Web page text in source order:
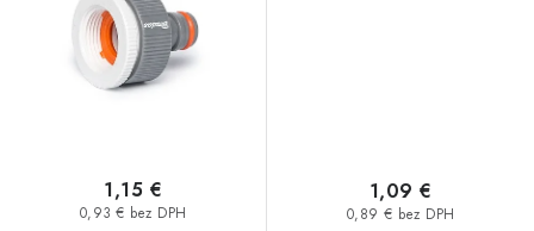
0,93 € bez DPH
1,15 €
0,89 € bez DPH
1,09 €